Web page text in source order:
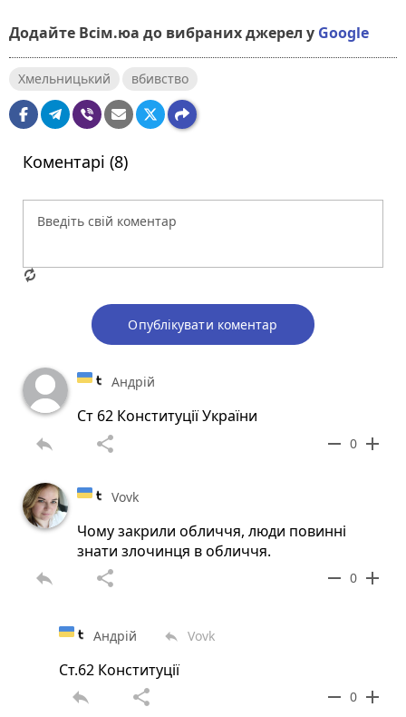
Додайте Всім.юа до вибраних джерел у Google
Хмельницький вбивство
Коментарі (8)
Опублікувати коментар
Андрій
Ст 62 Конституції України
reply share remove 0 add
Vovk
Чому закрили обличчя, люди повинні
знати злочинця в обличчя.
reply share remove 0 add
Андрій reply Vovk
Ст.62 Конституції
reply share remove 0 add